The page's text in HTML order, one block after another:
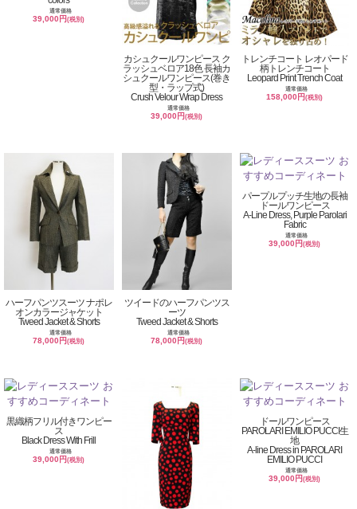
通常価格
39,000円(税別)
カシュクールワンピース ク
ラッシュベロア18色 長袖カ
シュクールワンピース(巻き
型・ラップ式)
Crush Velour Wrap Dress
通常価格
39,000円(税別)
トレンチコート レオパード
柄トレンチコート
Leopard Print Trench Coat
通常価格
158,000円(税別)
ハーフパンツスーツ ナポレ
オンカラージャケット
Tweed Jacket & Shorts
通常価格
78,000円(税別)
ツイードのハーフパンツス
ーツ
Tweed Jacket & Shorts
通常価格
78,000円(税別)
パープルプッチ生地の長袖
ドールワンピース
A-Line Dress, Purple Parolari
Fabric
通常価格
39,000円(税別)
黒織柄フリル付きワンピー
ス
Black Dress With Frill
通常価格
39,000円(税別)
ドールワンピース
PAROLARI EMILIO PUCCI生
地
A-line Dress in PAROLARI
EMILIO PUCCI
通常価格
39,000円(税別)